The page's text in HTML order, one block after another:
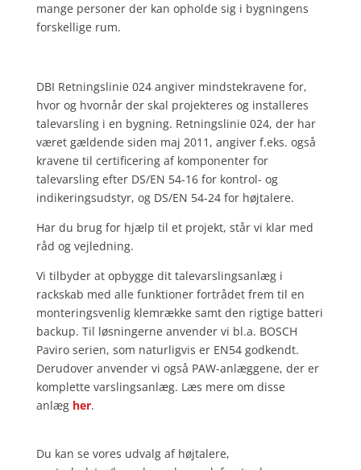
mange personer der kan opholde sig i bygningens
forskellige rum.
DBI Retningslinie 024 angiver mindstekravene for,
hvor og hvornår der skal projekteres og installeres
talevarsling i en bygning. Retningslinie 024, der har
været gældende siden maj 2011, angiver f.eks. også
kravene til certificering af komponenter for
talevarsling efter DS/EN 54-16 for kontrol- og
indikeringsudstyr, og DS/EN 54-24 for højtalere.
Har du brug for hjælp til et projekt, står vi klar med
råd og vejledning.
Vi tilbyder at opbygge dit talevarslingsanlæg i
rackskab med alle funktioner fortrådet frem til en
monteringsvenlig klemrække samt den rigtige batteri
backup. Til løsningerne anvender vi bl.a. BOSCH
Paviro serien, som naturligvis er EN54 godkendt.
Derudover anvender vi også PAW-anlæggene, der er
komplette varslingsanlæg. Læs mere om disse
anlæg her.
Du kan se vores udvalg af højtalere,